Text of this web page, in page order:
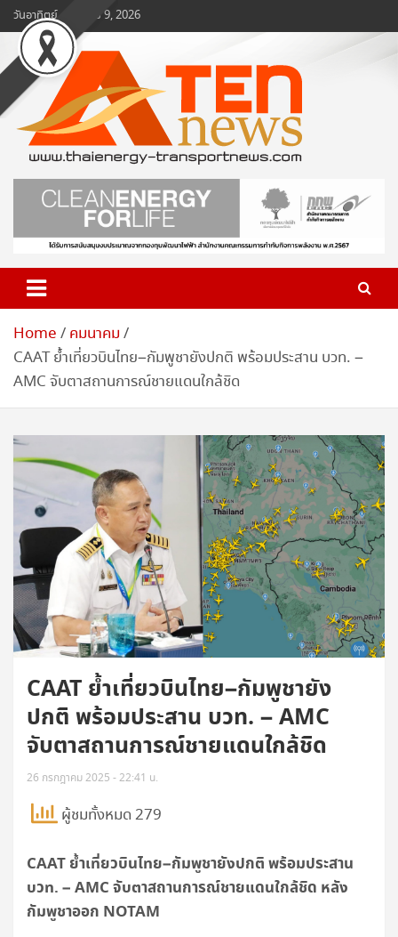
Skip
to
content
วันอาทิตย์, สิงหาคม 9, 2026
www.ten-news.com
ข่าวพลังงานและคมนาคม
Home
คมนาคม
CAAT ย้ำเที่ยวบินไทย–กัมพูชายังปกติ พร้อมประสาน บวท. –
AMC จับตาสถานการณ์ชายแดนใกล้ชิด
CAAT ย้ำเที่ยวบินไทย–กัมพูชายัง
ปกติ พร้อมประสาน บวท. – AMC
จับตาสถานการณ์ชายแดนใกล้ชิด
26 กรกฎาคม 2025 - 22:41 น.
ผู้ชมทั้งหมด 279
CAATย้ำเที่ยวบินไทย–กัมพูชายังปกติ พร้อมประสาน
บวท. –AMCจับตาสถานการณ์ชายแดนใกล้ชิด หลัง
กัมพูชาออก NOTAM